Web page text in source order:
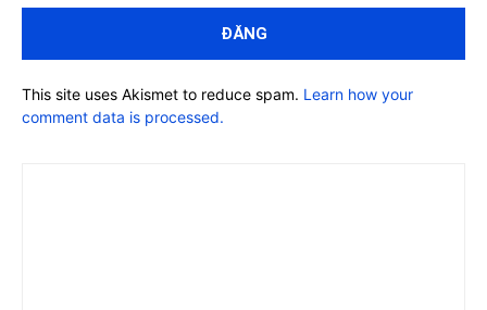
This site uses Akismet to reduce spam. Learn how your
comment data is processed.